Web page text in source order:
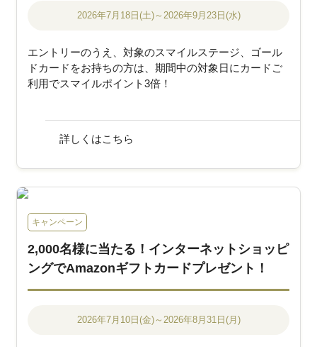
2026年7月18日(土)～2026年9月23日(水)
エントリーのうえ、対象のスマイルステージ、ゴール
ドカードをお持ちの方は、期間中の対象日にカードご
利用でスマイルポイント3倍！
詳しくはこちら
キャンペーン
2,000名様に当たる！インターネットショッピ
ングでAmazonギフトカードプレゼント！
2026年7月10日(金)～2026年8月31日(月)